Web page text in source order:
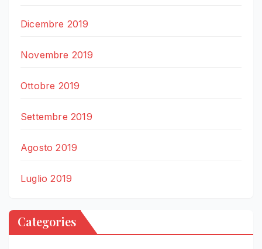
Dicembre 2019
Novembre 2019
Ottobre 2019
Settembre 2019
Agosto 2019
Luglio 2019
Categories